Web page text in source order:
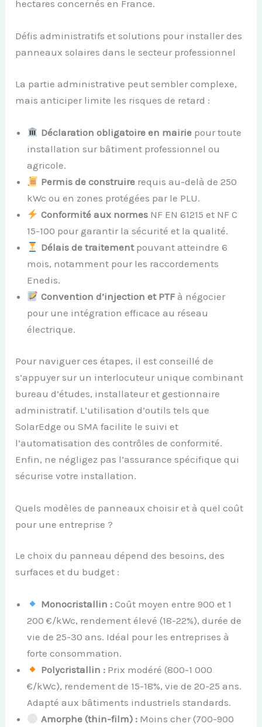
hectares concernés en France.
Défis administratifs et solutions pour installer des
panneaux solaires dans le secteur professionnel
La partie administrative peut sembler complexe,
mais anticiper limite les risques de retard :
Déclaration obligatoire en mairiepour toute
installation sur bâtiment professionnel ou
agricole.
Permis de construirerequis au-delà de 250
kWc ou en zones protégées par le PLU.
Conformité aux normesNF EN 61215 et NF C
15-100 pour garantir la sécurité et la qualité.
Délais de traitementpouvant atteindre 6
mois, notamment pour les raccordements
Enedis.
Convention d’injection et PTFà négocier
pour une intégration efficace au réseau
électrique.
Pour naviguer ces étapes, il est conseillé de
s’appuyer sur un interlocuteur unique combinant
bureau d’études, installateur et gestionnaire
administratif. L’utilisation d’outils tels que
SolarEdge ou SMA facilite le suivi et
l’automatisation des contrôles de conformité.
Enfin, ne négligez pas l’assurance spécifique qui
sécurise votre installation.
Quels modèles de panneaux choisir et à quel coût
pour une entreprise ?
Le choix du panneau dépend des besoins, des
surfaces et du budget :
Monocristallin :Coût moyen entre 900 et 1
200 €/kWc, rendement élevé (18-22%), durée de
vie de 25-30 ans. Idéal pour les entreprises à
forte consommation.
Polycristallin :Prix modéré (800-1 000
€/kWc), rendement de 15-18%, vie de 20-25 ans.
Adapté aux bâtiments industriels standards.
Amorphe (thin-film) :Moins cher (700-900